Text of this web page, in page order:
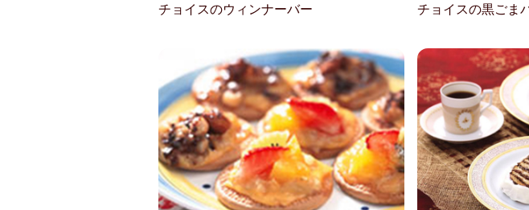
チョイスのウィンナーバー チョイスの黒ごま